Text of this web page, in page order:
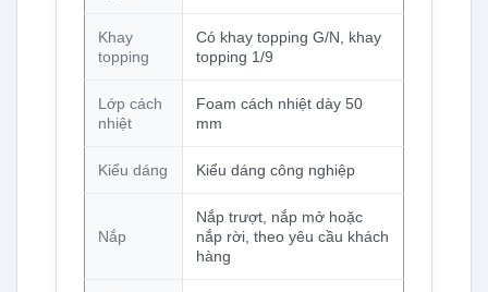
Khay
topping
Có khay topping G/N, khay
topping 1/9
Lớp cách
nhiệt
Foam cách nhiệt dày 50
mm
Kiểu dáng Kiểu dáng công nghiệp
Nắp
Nắp trượt, nắp mở hoặc
nắp rời, theo yêu cầu khách
hàng